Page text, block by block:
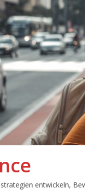
entwickeln,